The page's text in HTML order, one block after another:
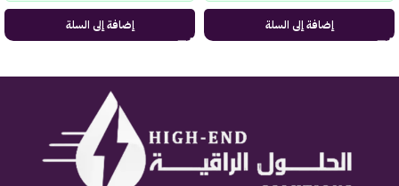
إضافة إلى السلة إضافة إلى السلة